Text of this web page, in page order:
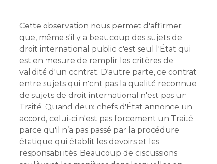
Cette observation nous permet d'affirmer
que, même s'il y a beaucoup des sujets de
droit international public c'est seul l'État qui
est en mesure de remplir les critères de
validité d'un contrat. D'autre parte, ce contrat
entre sujets qui n'ont pas la qualité reconnue
de sujets de droit international n'est pas un
Traité. Quand deux chefs d'État annonce un
accord, celui-ci n'est pas forcement un Traité
parce qu'il n’a pas passé par la procédure
étatique qui établit les devoirs et les
responsabilités. Beaucoup de discussions